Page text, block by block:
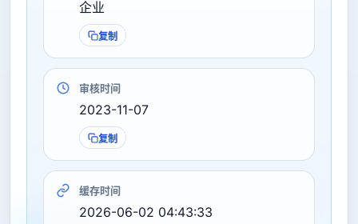
企业
复制
审核时间
2023-11-07
复制
缓存时间
2026-06-02 04:43:33